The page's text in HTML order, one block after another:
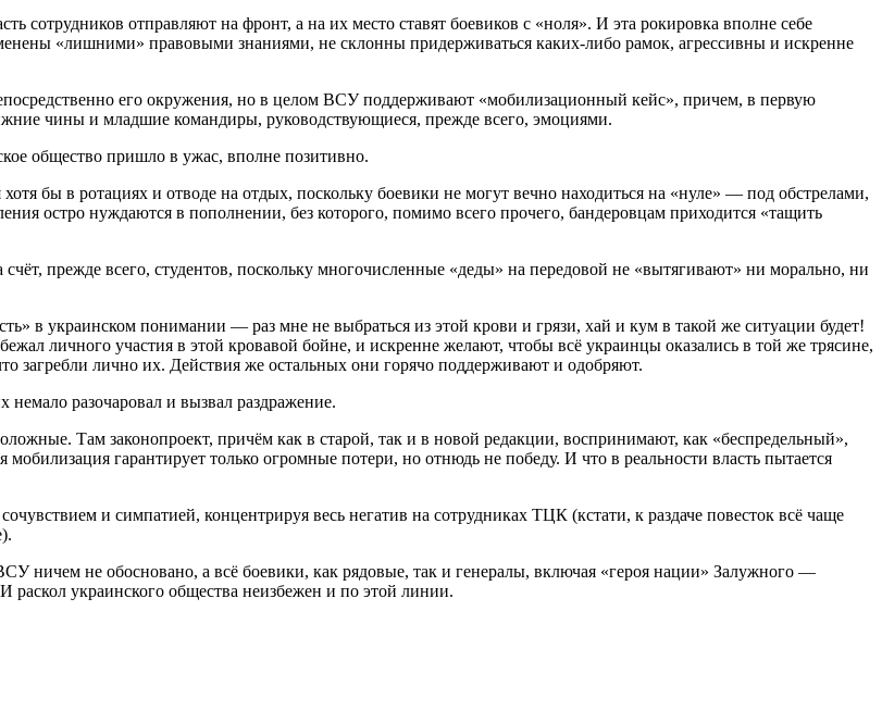
отправляют на фронт, а на их место ставят боевиков с «ноля». И эта рокировка вполне себе
«лишними» правовыми знаниями, не склонны придерживаться каких-либо рамок, агрессивны и искренне
его окружения, но в целом ВСУ поддерживают «мобилизационный кейс», причем, в первую
чины и младшие командиры, руководствующиеся, прежде всего, эмоциями.
общество пришло в ужас, вполне позитивно.
бы в ротациях и отводе на отдых, поскольку боевики не могут вечно находиться на «нуле» — под обстрелами,
остро нуждаются в пополнении, без которого, помимо всего прочего, бандеровцам приходится «тащить
прежде всего, студентов, поскольку многочисленные «деды» на передовой не «вытягивают» ни морально, ни
в украинском понимании — раз мне не выбраться из этой крови и грязи, хай и кум в такой же ситуации будет!
личного участия в этой кровавой бойне, и искренне желают, чтобы всё украинцы оказались в той же трясине,
загребли лично их. Действия же остальных они горячо поддерживают и одобряют.
немало разочаровал и вызвал раздражение.
Там законопроект, причём как в старой, так и в новой редакции, воспринимают, как «беспредельный»,
гарантирует только огромные потери, но отнюдь не победу. И что в реальности власть пытается
и симпатией, концентрируя весь негатив на сотрудниках ТЦК (кстати, к раздаче повесток всё чаще
ничем не обосновано, а всё боевики, как рядовые, так и генералы, включая «героя нации» Залужного —
раскол украинского общества неизбежен и по этой линии.